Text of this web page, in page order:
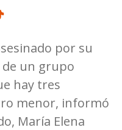
por su
un grupo
hay tres
menor, informó
María Elena